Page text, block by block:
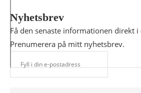
Nyhetsbrev
Få den senaste informationen direkt
Prenumerera på mitt nyhetsbrev.